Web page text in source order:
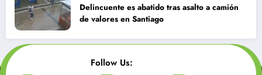
Delincuente es abatido tras asalto a camión
de valores en Santiago
Follow Us: